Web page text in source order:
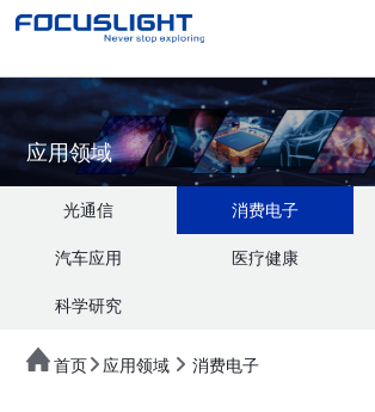
应用领域
光通信 消费电子
汽车应用 医疗健康
科学研究
首页 应用领域 消费电子